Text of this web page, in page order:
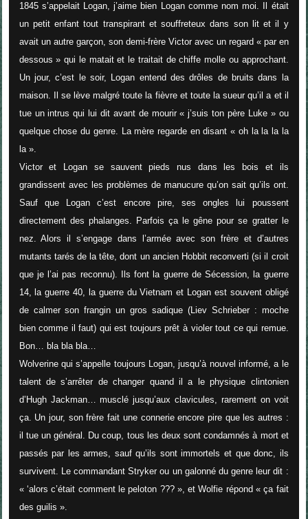
1845 s’appelait Logan, j’aime bien Logan comme nom moi. Il était
un petit enfant tout transpirant et souffreteux dans son lit et il y
avait un autre garçon, son demi-frère Victor avec un regard « par en
dessous » qui le matait et le traitait de chiffe molle ou approchant.
Un jour, c’est le soir, Logan entend des drôles de bruits dans la
maison. Il se lève malgré toute la fièvre et toute la sueur qu’il a et il
tue un intrus qui lui dit avant de mourir «j’suis ton père Luke» ou
quelque chose du genre. La mère regarde en disant « oh la la la la
la».
Victor et Logan se sauvent pieds nus dans les bois et ils
grandissent avec les problèmes de manucure qu’on sait qu’ils ont.
Sauf que Logan c’est encore pire, ses ongles lui poussent
directement des phalanges. Parfois ça le gêne pour se gratter le
nez. Alors il s’engage dans l’armée avec son frère et d’autres
mutants tarés de la tête, dont un ancien Hobbit reconverti (si il croit
que je l’ai pas reconnu). Ils font la guerre de Sécession, la guerre
14, la guerre 40, la guerre du Vietnam et Logan est souvent obligé
de calmer son frangin un gros sadique (Liev Schrieber : moche
bien comme il faut) qui est toujours prêt à violer tout ce qui remue.
Bon… bla bla bla…
Wolverine qui s’appelle toujours Logan, jusqu’à nouvel informé, a le
talent de s’arrêter de changer quand il a le physique clintonien
d’Hugh Jackman… musclé jusqu’aux clavicules, rarement on voit
ça. Un jour, son frère fait une connerie encore pire que les autres :
il tue un général. Du coup, tous les deux sont condamnés à mort et
passés par les armes, sauf qu’ils sont immortels et que donc, ils
survivent. Le commandant Stryker ou un galonné du genre leur dit :
« ‘alors c’était comment le peloton ??? », et Wolfie répond «ça fait
des guilis ».